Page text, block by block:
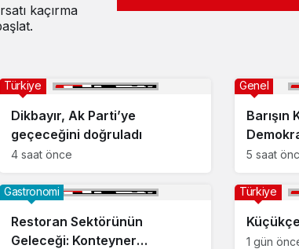
kaçırma
Dikbayır, Ak Parti’ye
geçeceğini doğruladı
Türkiye
4 saat önce
Barışın
Genel
5 saat
Restoran Sektörünün
Geleceği: Konteyner
Gastronomi Türkiye
1 gün